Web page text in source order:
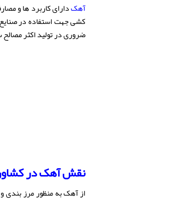
آهکدارای کاربرد ها و
کشی جهت استفاده در
ضروری در تولید اکثر
نقشآهکدر
از آهک به منظور مرز